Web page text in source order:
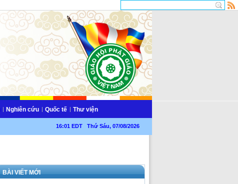
Nghiên cứu Quốc tế Thư viện
16:01 EDT Thứ Sáu, 07/08/2026
BÀI VIẾT MỚI